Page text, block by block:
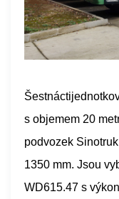
s objemem 20
podvozek
1350 mm. Jsou
WD615.47 s